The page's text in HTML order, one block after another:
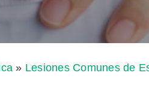
» Lesiones Comunes de